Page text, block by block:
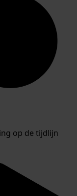
op de tijdlijn